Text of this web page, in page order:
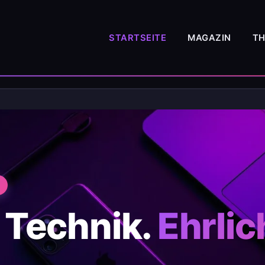
STARTSEITE MAGAZIN